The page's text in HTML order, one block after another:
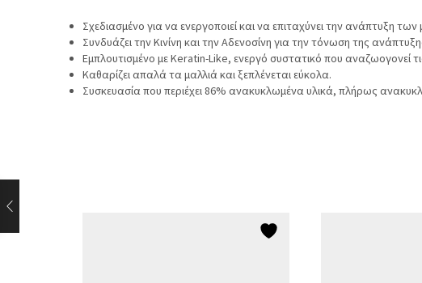
Σχεδιασμένο για να ενεργοποιεί και να επιταχύνει την ανάπτυξη των
Συνδυάζει την Κινίνη και την Αδενοσίνη για την τόνωση της
Εμπλουτισμένο με Keratin-Like, ενεργό συστατικό που αναζωογονεί
Καθαρίζει απαλά τα μαλλιά και ξεπλένεται εύκολα.
Συσκευασία που περιέχει 86% ανακυκλωμένα υλικά, πλήρως